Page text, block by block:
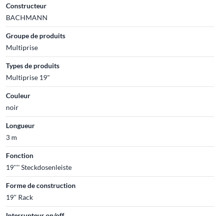
Constructeur
BACHMANN
Groupe de produits
Multiprise
Types de produits
Multiprise 19"
Couleur
noir
Longueur
3 m
Fonction
19'''' Steckdosenleiste
Forme de construction
19" Rack